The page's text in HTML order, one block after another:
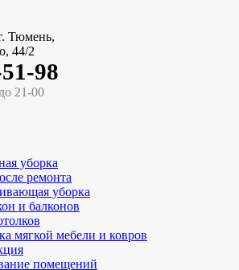
Тюмень,
44/2
98
21-00
уборка
ремонта
уборка
и балконов
мягкой мебели и ковров
помещений